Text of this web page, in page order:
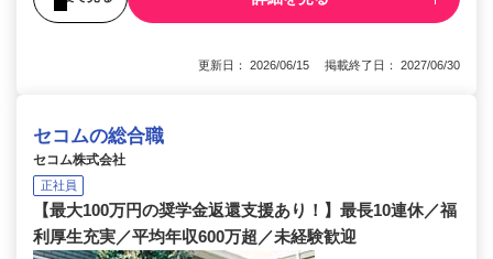
更新日： 2026/06/15 掲載終了日： 2027/06/30
セコムの総合職
セコム株式会社
正社員
【最大100万円の奨学金返還支援あり！】最長10連休／福
利厚生充実／平均年収600万超／未経験歓迎